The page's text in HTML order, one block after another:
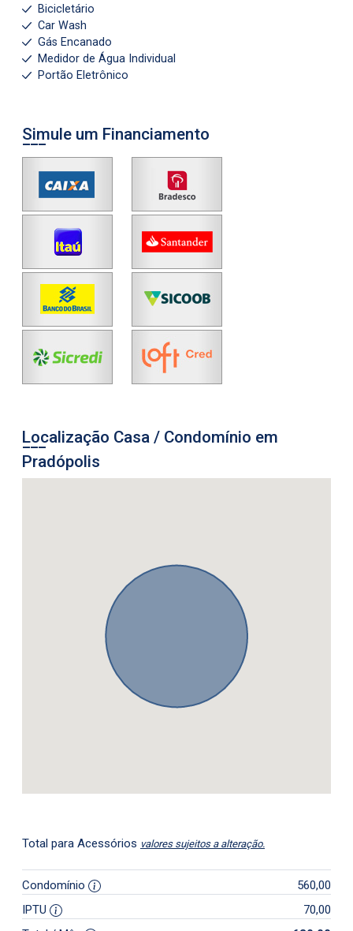
Bicicletário
Car Wash
Gás Encanado
Medidor de Água Individual
Portão Eletrônico
Simule um Financiamento
Localização Casa / Condomínio em
Pradópolis
Total para Acessórios valores sujeitos a alteração.
Condomínio
560,00
IPTU
70,00